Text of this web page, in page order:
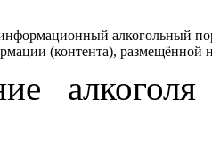
алкогольный
(контента), размещённой